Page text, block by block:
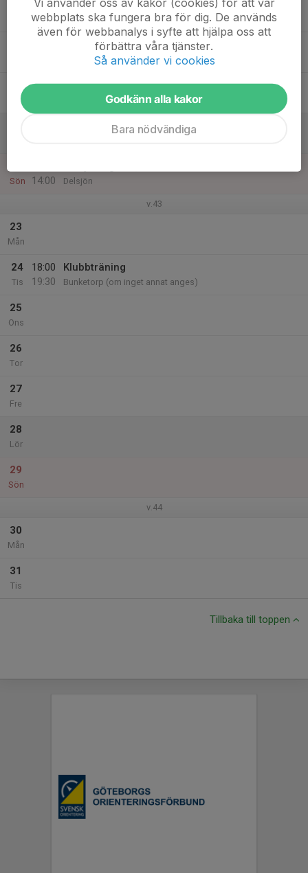
Fre
GMOK:s höstmedel
Sön
14:00
Delsjön
v.43
23
Mån
24
Tis
18:00
19:30
Klubbträning
Bunketorp (om inget annat anges)
25
Ons
26
Tor
27
Fre
28
Lör
29
Sön
v.44
30
Mån
31
Tis
Tillbaka till toppen
webbplats ska fungera bra för dig. De används
även för webbanalys i syfte att hjälpa oss att
förbättra våra tjänster.
Så använder vi cookies
Godkänn alla kakor
Bara nödvändiga